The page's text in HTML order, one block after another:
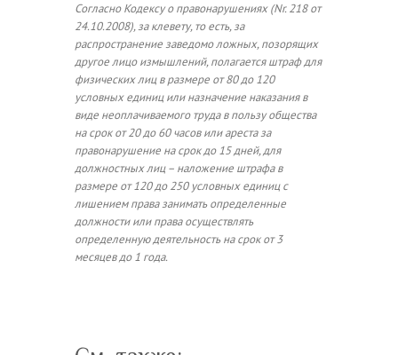
Согласно Кодексу о правонарушениях (Nr. 218 от
24.10.2008), за клевету, то есть, за
распространение заведомо ложных, позорящих
другое лицо измышлений, полагается штраф для
физических лиц в размере от 80 до 120
условных единиц или назначение наказания в
виде неоплачиваемого труда в пользу общества
на срок от 20 до 60 часов или ареста за
правонарушение на срок до 15 дней, для
должностных лиц – наложение штрафа в
размере от 120 до 250 условных единиц с
лишением права занимать определенные
должности или права осуществлять
определенную деятельность на срок от 3
месяцев до 1 года.